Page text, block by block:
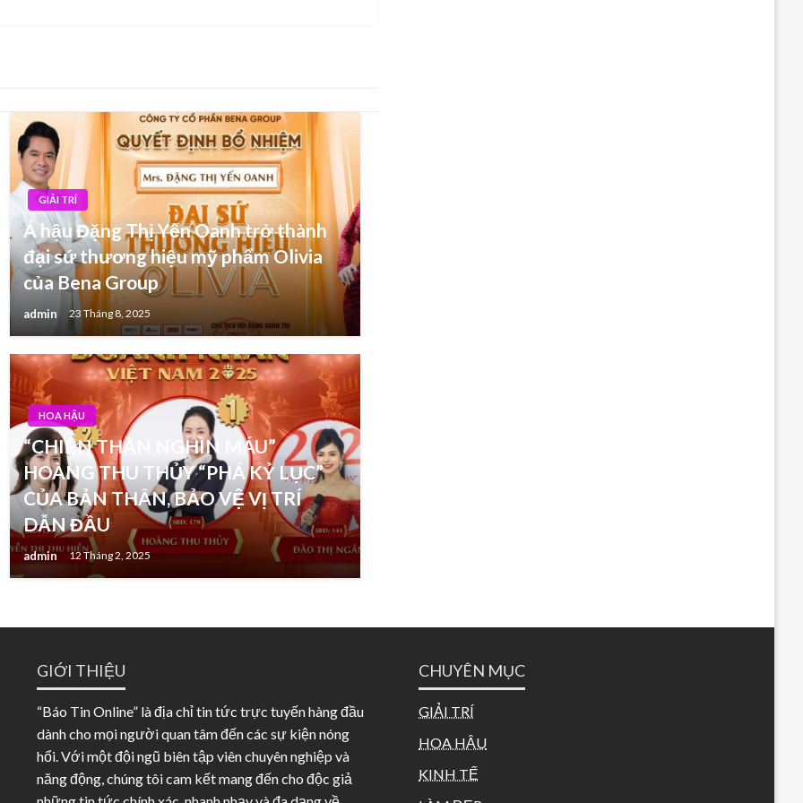
GIẢI TRÍ
Á hậu Đặng Thị Yến Oanh trở thành
đại sứ thương hiệu mỹ phẩm Olivia
của Bena Group
admin 23 Tháng 8, 2025
HOA HẬU
“CHIẾN THẦN NGHÌN MÁU”
HOÀNG THU THỦY “PHÁ KỶ LỤC”
CỦA BẢN THÂN, BẢO VỆ VỊ TRÍ
DẪN ĐẦU
admin 12 Tháng 2, 2025
GIỚI THIỆU
“Báo Tin Online” là địa chỉ tin tức trực tuyến hàng đầu
dành cho mọi người quan tâm đến các sự kiện nóng
hổi. Với một đội ngũ biên tập viên chuyên nghiệp và
năng động, chúng tôi cam kết mang đến cho độc giả
CHUYÊN MỤC
GIẢI TRÍ
HOA HẬU
KINH TẾ